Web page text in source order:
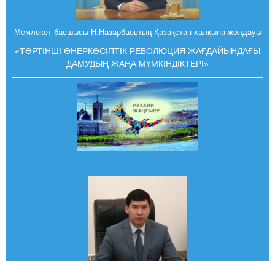
Мемлекет басшысы Н.Назарбаевтың Қазақстан халқына жолдауы
«ТӨРТІНШІ ӨНЕРКӘСІПТІК РЕВОЛЮЦИЯ ЖАҒДАЙЫНДАҒЫ
ДАМУДЫҢ ЖАҢА МҮМКІНДІКТЕРІ»